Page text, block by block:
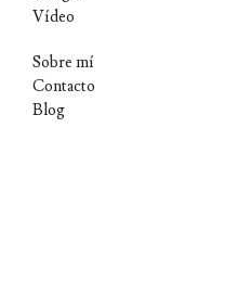
Vídeo
Sobre mí
Contacto
Blog